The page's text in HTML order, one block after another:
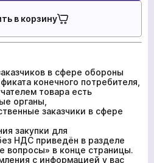
в корзину
в сфере обороны
конечного потребителя,
товара есть
органы,
заказчики в сфере
закупки для
НДС приведён в разделе
вопросы» в конце страницы.
с информацией у вас